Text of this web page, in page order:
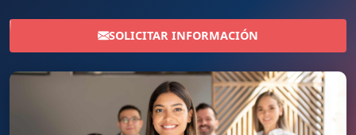
SOLICITAR INFORMACIÓN